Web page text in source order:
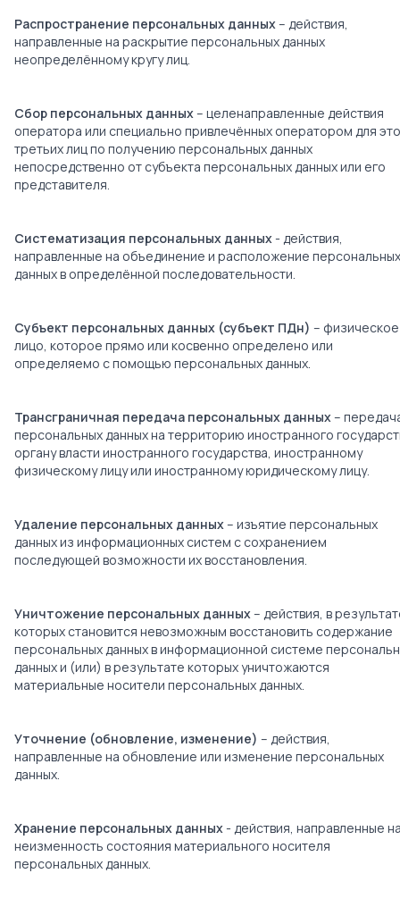
Распространение персональных данных– действия,
направленные на раскрытие персональных данных
неопределённому кругу лиц.
Сбор персональных данных– целенаправленные действия
оператора или специально привлечённых оператором для
третьих лиц по получению персональных данных
непосредственно от субъекта персональных данных или его
представителя.
Систематизация персональных данных- действия,
направленные на объединение и расположение персональных
данных в определённой последовательности.
Субъект персональных данных (субъект ПДн) – физическое
лицо, которое прямо или косвенно определено или
определяемо с помощью персональных данных.
Трансграничная передача персональных данных–
персональных данных на территорию иностранного
органу власти иностранного государства, иностранному
физическому лицу или иностранному юридическому лицу.
Удаление персональных данных– изъятие персональных
данных из информационных систем с сохранением
последующей возможности их восстановления.
Уничтожение персональных данных– действия, в
которых становится невозможным восстановить содержание
персональных данных в информационной системе
данных и (или) в результате которых уничтожаются
материальные носители персональных данных.
Уточнение (обновление, изменение) – действия,
направленные на обновление или изменение персональных
данных.
Хранение персональных данных- действия, направленные
неизменность состояния материального носителя
персональных данных.